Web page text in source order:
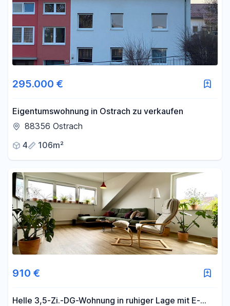
295.000 €
Eigentumswohnung in Ostrach zu verkaufen
88356 Ostrach
4
106m²
910 €
Helle 3,5-Zi.-DG-Wohnung in ruhiger Lage mit E-